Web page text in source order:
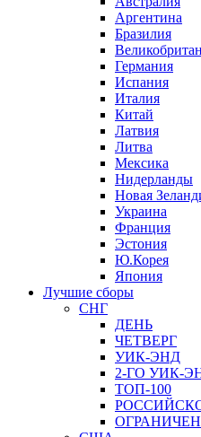
Аргентина
Бразилия
Германия
Испания
Италия
Китай
Латвия
Литва
Мексика
Нидерланды
Новая
Украина
Франция
Эстония
Ю.Корея
Япония
Лучшие сборы
СНГ
ДЕНЬ
ЧЕТВЕРГ
УИК-ЭНД
2-ГО УИК-
ТОП-100